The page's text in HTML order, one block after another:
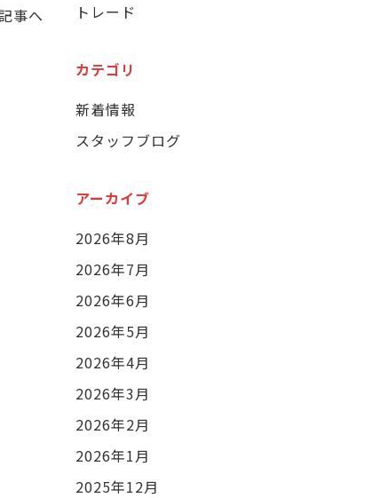
事へ
トレード
カテゴリ
新着情報
スタッフブログ
アーカイブ
2026年8月
2026年7月
2026年6月
2026年5月
2026年4月
2026年3月
2026年2月
2026年1月
2025年12月